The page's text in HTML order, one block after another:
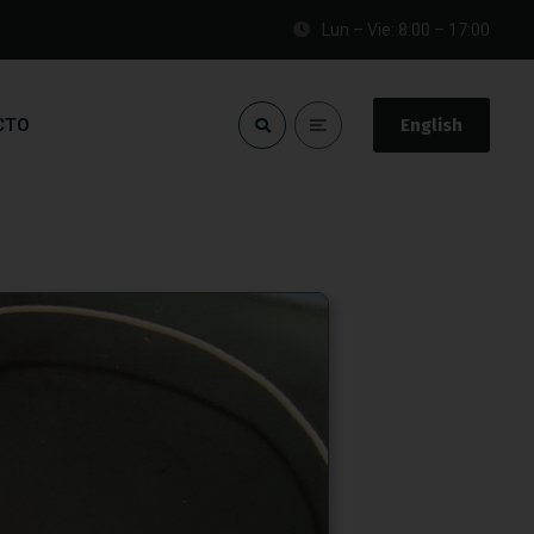
Lun – Vie: 8:00 – 17:00
English